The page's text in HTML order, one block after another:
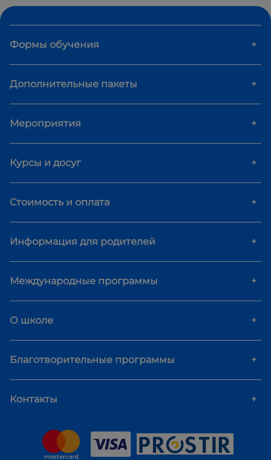
Формы обучения +
Дополнительные пакеты +
Мероприятия +
Курсы и досуг +
Стоимость и оплата +
Информация для родителей +
Международные программы +
О школе +
Благотворительные программы +
Контакты +